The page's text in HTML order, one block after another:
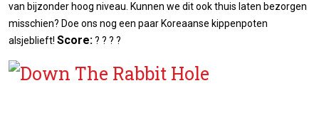
van bijzonder hoog niveau. Kunnen we dit ook thuis laten bezorgen
misschien? Doe ons nog een paar Koreaanse kippenpoten
alsjeblieft! Score:? ? ? ?